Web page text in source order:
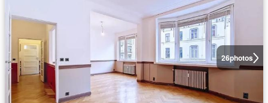
26photos